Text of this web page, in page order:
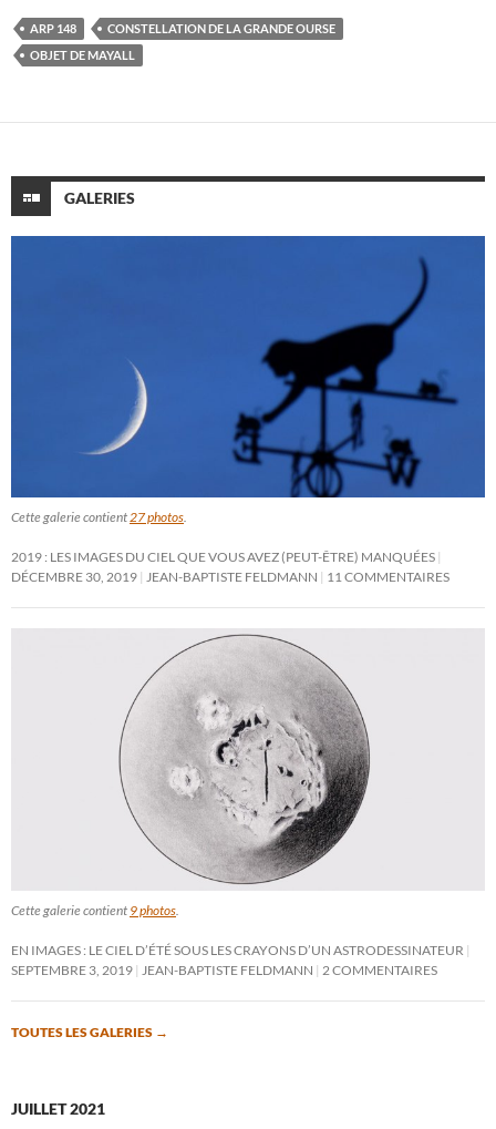
ARP 148
CONSTELLATION DE LA GRANDE OURSE
OBJET DE MAYALL
GALERIES
Cette galerie contient27 photos.
2019 : LES IMAGES DU CIEL QUE VOUS AVEZ (PEUT-ÊTRE) MANQUÉES
DÉCEMBRE 30, 2019 JEAN-BAPTISTE FELDMANN 11 COMMENTAIRES
Cette galerie contient 9 photos.
EN IMAGES : LE CIEL D’ÉTÉ SOUS LES CRAYONS D’UN ASTRODESSINATEUR
SEPTEMBRE 3, 2019 JEAN-BAPTISTE FELDMANN 2 COMMENTAIRES
TOUTES LES GALERIES →
JUILLET 2021